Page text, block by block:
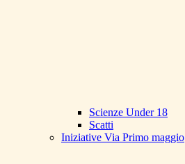
Scienze Under 18
Scatti
Iniziative Via Primo maggio